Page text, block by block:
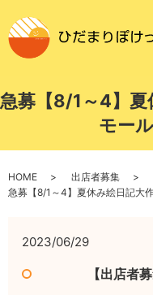
急募【8/1～4】夏
モー
HOME
出店者募集
急募【8/1～4】夏休み絵日記大
2023/06/29
【出店者